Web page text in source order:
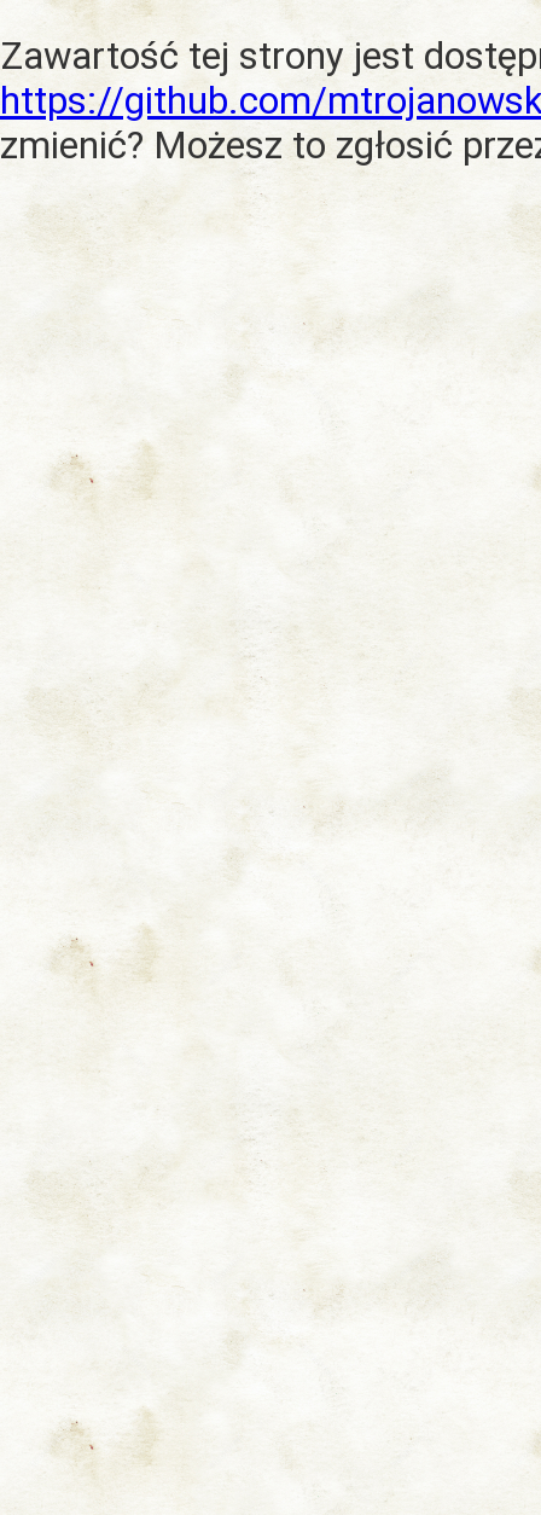
Zawartość tej strony jest
https://github.com/
zmienić? Możesz to zgłosić